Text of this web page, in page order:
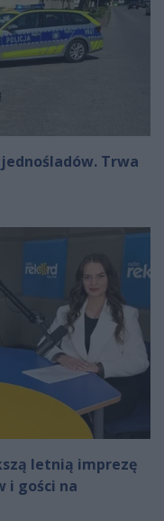
Trwa
letnią imprezę
i gości na